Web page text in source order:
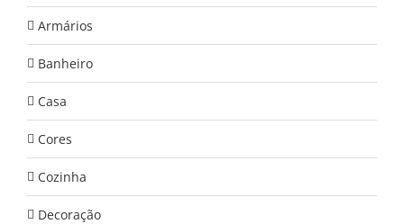
Armários
Banheiro
Casa
Cores
Cozinha
Decoração